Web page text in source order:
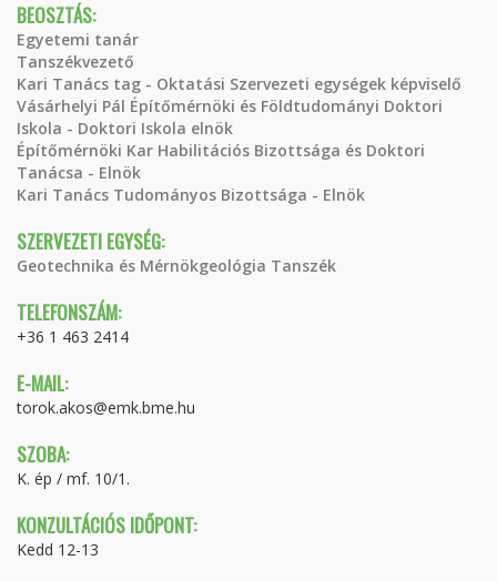
BEOSZTÁS:
Egyetemi tanár
Tanszékvezető
Kari Tanács tag - Oktatási Szervezeti egységek képviselő
Vásárhelyi Pál Építőmérnöki és Földtudományi Doktori
Iskola - Doktori Iskola elnök
Építőmérnöki Kar Habilitációs Bizottsága és Doktori
Tanácsa - Elnök
Kari Tanács Tudományos Bizottsága - Elnök
SZERVEZETI EGYSÉG:
Geotechnika és Mérnökgeológia Tanszék
TELEFONSZÁM:
+36 1 463 2414
E-MAIL:
torok.akos@emk.bme.hu
SZOBA:
K. ép / mf. 10/1.
KONZULTÁCIÓS IDŐPONT:
Kedd 12-13